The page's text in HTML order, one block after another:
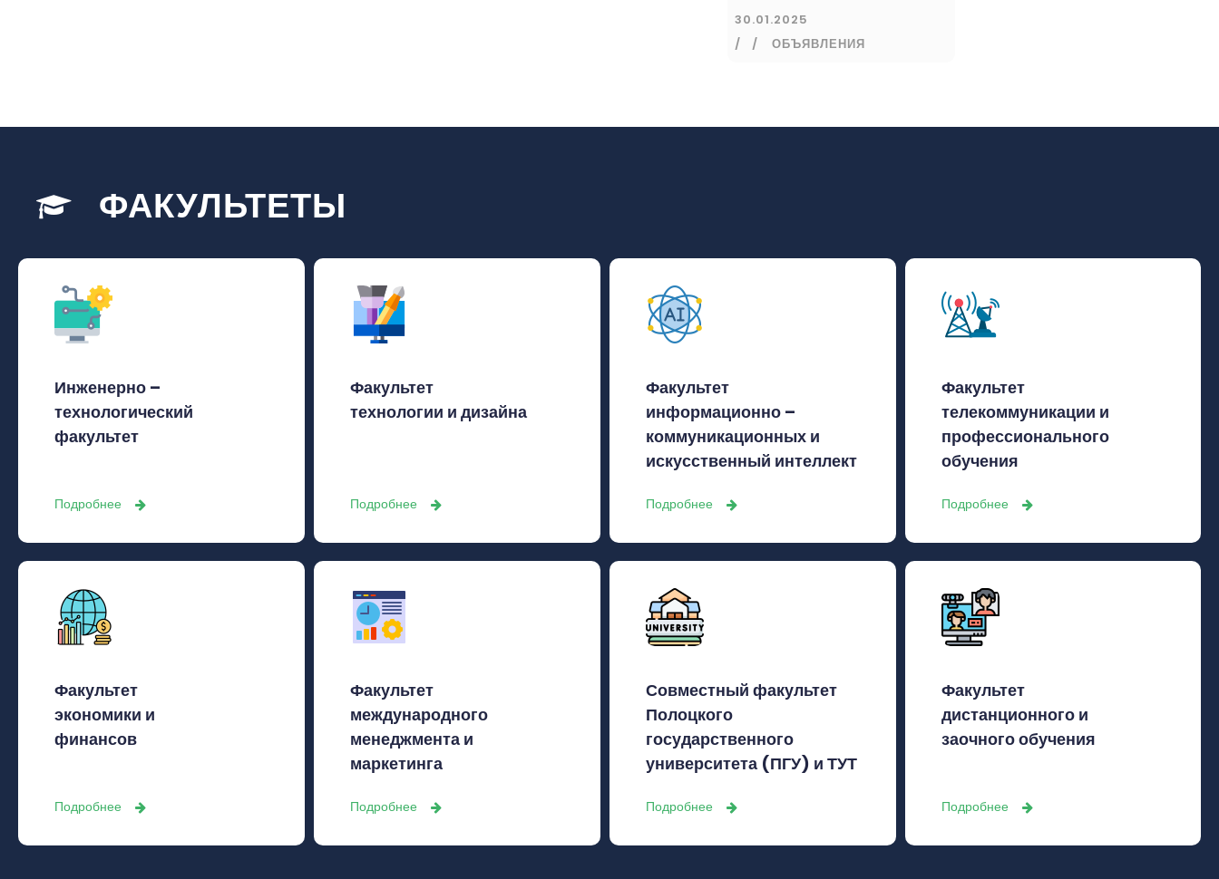
30.01.2025
/
ОБЪЯВЛЕНИЯ
ФАКУЛЬТЕТЫ
Инженерно –
технологический
факультет
Подробнее
Факультет
технологии и дизайна
Подробнее
Факультет
информационно –
коммуникационных и
искусственный интеллект
Подробнее
Факультет
телекоммуникации и
профессионального
обучения
Подробнее
Факультет
экономики и
финансов
Подробнее
Факультет
международного
менеджмента и
маркетинга
Подробнее
Совместный факультет
Полоцкого
государственного
университета (ПГУ) и ТУТ
Подробнее
Факультет
дистанционного и
заочного обучения
Подробнее